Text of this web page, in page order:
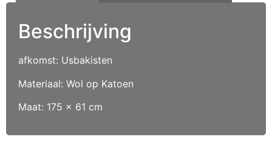
Beschrijving
afkomst: Usbakisten
Materiaal: Wol op Katoen
Maat: 175 x 61 cm